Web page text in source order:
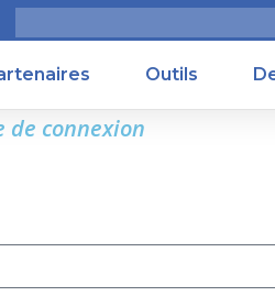
Outils
de connexion